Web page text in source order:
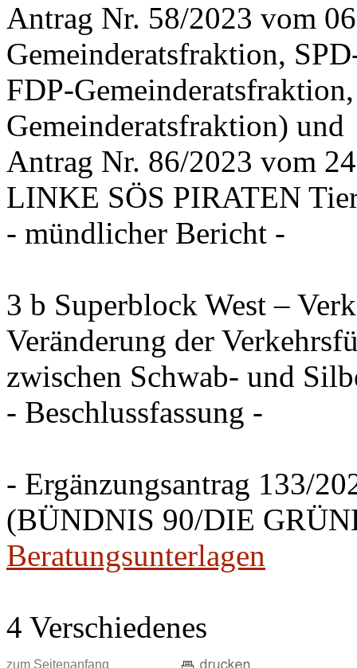
Antrag Nr. 58/2023 vom
Gemeinderatsfraktion,
FDP-
Gemeinderatsfraktion) und
Antrag Nr. 86/2023 vom
LINKE SÖS PIRATEN
- mündlicher Bericht -
3 b Superblock West –
Veränderung der
zwischen Schwab- und
- Beschlussfassung -
- Ergänzungsantrag 133/
(BÜNDNIS 90/DIE
Beratungsunterlagen
4 Verschiedenes
zum Seitenanfang